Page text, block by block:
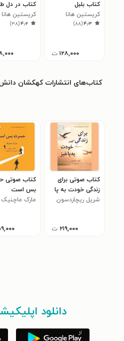
کتاب بلبل
کریستین هانا
۴٫۳(۸۸)
۱۲۸,۰۰۰ ت
کتاب در دل
کریستین هانا
۴٫۲(۳۸)
کتاب‌های انتشارات کهکشان
کتاب صوتی برای
زندگی خودت به پا
خیز
شریل ریچاردسون
۲۱۹,۰۰۰ ت
کتاب صوتی
بس است
مارک ماچنیک
دانلود